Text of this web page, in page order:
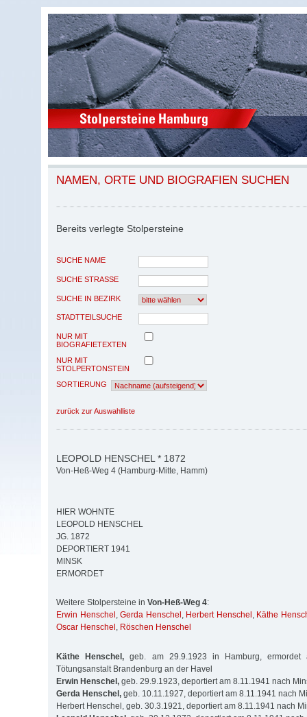
NAMEN, ORTE UND BIOGRAFIEN SUCHEN
Bereits verlegte Stolpersteine
SUCHE NAME
SUCHE STRASSE
SUCHE IN BEZIRK
STADTTEILSUCHE
NUR MIT
BIOGRAFIETEXTEN
NUR MIT
STOLPERTONSTEIN
SORTIERUNG
zurück zur Auswahlliste
LEOPOLD HENSCHEL * 1872
Von-Heß-Weg 4 (Hamburg-Mitte, Hamm)
HIER WOHNTE
LEOPOLD HENSCHEL
JG. 1872
DEPORTIERT 1941
MINSK
ERMORDET
Weitere Stolpersteine in Von-Heß-Weg 4:
Erwin Henschel ,Gerda Henschel , Herbert Henschel , Käthe
Oscar Henschel , Röschen Henschel
Käthe Henschel, geb. am 29.9.1923 in Hamburg,
Tötungsanstalt Brandenburg an der Havel
Erwin Henschel, geb. 29.9.1923, deportiert am 8.11.1941 nach
Gerda Henschel, geb. 10.11.1927, deportiert am 8.11.1941 nach
Herbert Henschel, geb. 30.3.1921, deportiert am 8.11.1941 nach